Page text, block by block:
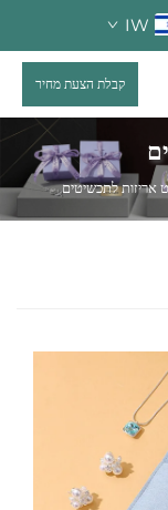
IW
קבלת הצעת מחיר
אריזות לתכשיטים